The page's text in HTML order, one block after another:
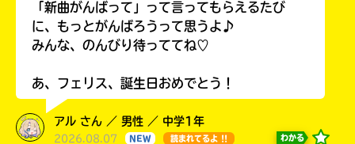
「新曲がんばって」って言ってもらえるたび
に、もっとがんばろうって思うよ♪
みんな、のんびり待っててね♡
あ、フェリス、誕生日おめでとう！
アル さん ／ 男性 ／ 中学1年
2026.08.07 NEW 読まれてるよ !! わかる